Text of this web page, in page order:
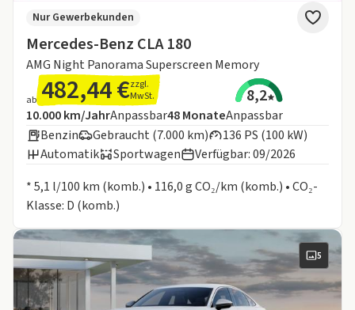
Mercedes-Benz CLA 180
AMG Night Panorama Superscreen Memory
Nur Gewerbekunden
ab 482,44 €zzgl.
MwSt.
8,2
Angebotsdetails:
Inklusive Laufleistung
10.000 km/JahrAnpassbarLaufzeit
48MonateAnpassbar
Benzin
Gebraucht (7.000 km)
136 PS (100 kW)
Automatik
Sportwagen
Verfügbar: 09/2026
* 5,1 l/100 km (komb.) • 116,0 g CO₂/km (komb.) • CO₂-
Klasse: D (komb.)
5